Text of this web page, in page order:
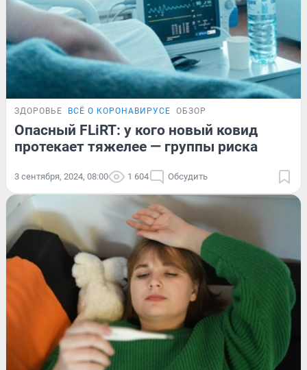
ЗДОРОВЬЕ ВСЁ О КОРОНАВИРУСЕ ОБЗОР
Опасный FLiRT: у кого новый ковид
протекает тяжелее — группы риска
3 сентября, 2024, 08:00 1 604 Обсудить